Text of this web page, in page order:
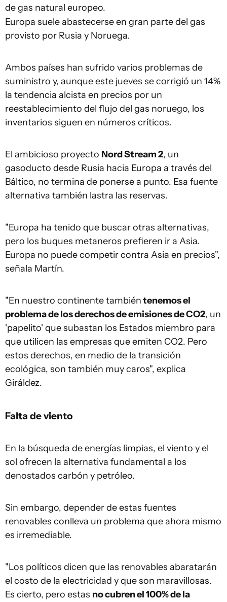
de gas natural europeo.
Europa suele abastecerse en gran parte del gas
provisto por Rusia y Noruega.
Ambos países han sufrido varios problemas de
suministro y, aunque este jueves se corrigió un 14%
la tendencia alcista en precios por un
reestablecimiento del flujo del gas noruego, los
inventarios siguen en números críticos.
El ambicioso proyecto Nord Stream 2, un
gasoducto desde Rusia hacia Europa a través del
Báltico, no termina de ponerse a punto. Esa fuente
alternativa también lastra las reservas.
"Europa ha tenido que buscar otras alternativas,
pero los buques metaneros prefieren ir a Asia.
Europa no puede competir contra Asia en precios",
señala Martín.
"En nuestro continente tambiéntenemos el
problema de los derechos de emisiones de CO2, un
'papelito' que subastan los Estados miembro para
que utilicen las empresas que emiten CO2. Pero
estos derechos, en medio de la transición
ecológica, son también muy caros", explica
Giráldez.
Falta de viento
En la búsqueda de energías limpias, el viento y el
sol ofrecen la alternativa fundamental a los
denostados carbón y petróleo.
Sin embargo, depender de estas fuentes
renovables conlleva un problema que ahora mismo
es irremediable.
"Los políticos dicen que las renovables abaratarán
el costo de la electricidad y que son maravillosas.
Es cierto, pero estas no cubren el 100% de la